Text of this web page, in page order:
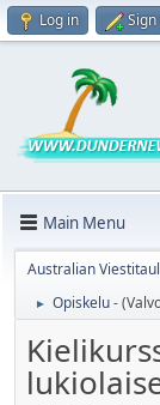
Log in
Main Menu
Australian
► Opiskelu -